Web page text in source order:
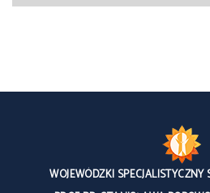
WOJEWÓDZKI